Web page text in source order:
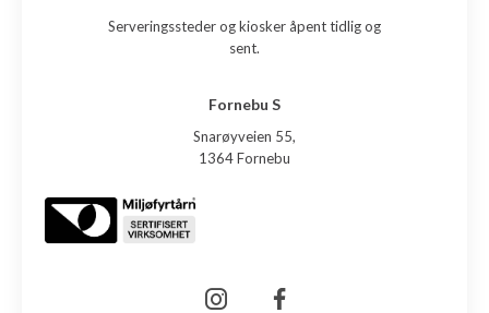
Serveringssteder og kiosker åpent tidlig og
sent.
Fornebu S
Snarøyveien 55,
1364 Fornebu